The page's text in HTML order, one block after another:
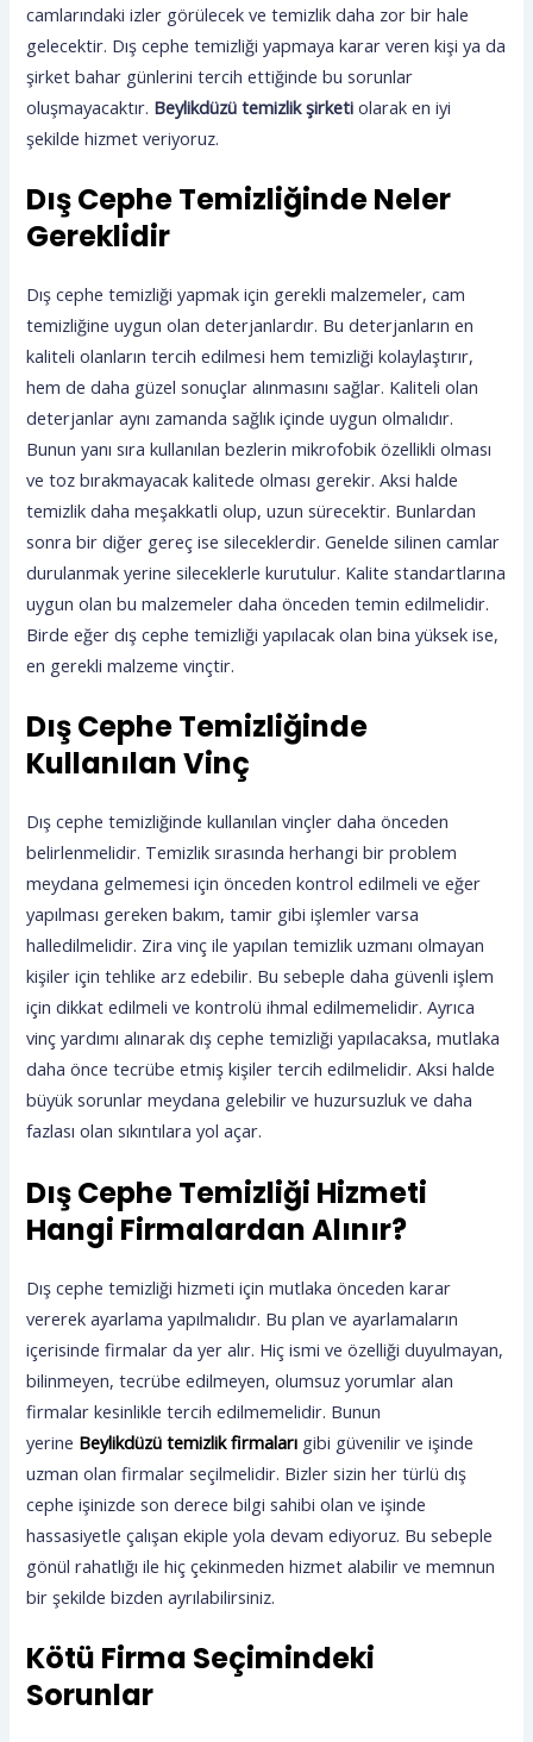
camlarındaki izler görülecek ve temizlik daha zor bir hale
gelecektir. Dış cephe temizliği yapmaya karar veren kişi ya da
şirket bahar günlerini tercih ettiğinde bu sorunlar
oluşmayacaktır. Beylikdüzü temizlik şirketi olarak en iyi
şekilde hizmet veriyoruz.
Dış Cephe Temizliğinde Neler
Gereklidir
Dış cephe temizliği yapmak için gerekli malzemeler, cam
temizliğine uygun olan deterjanlardır. Bu deterjanların en
kaliteli olanların tercih edilmesi hem temizliği kolaylaştırır,
hem de daha güzel sonuçlar alınmasını sağlar. Kaliteli olan
deterjanlar aynı zamanda sağlık içinde uygun olmalıdır.
Bunun yanı sıra kullanılan bezlerin mikrofobik özellikli olması
ve toz bırakmayacak kalitede olması gerekir. Aksi halde
temizlik daha meşakkatli olup, uzun sürecektir. Bunlardan
sonra bir diğer gereç ise sileceklerdir. Genelde silinen camlar
durulanmak yerine sileceklerle kurutulur. Kalite standartlarına
uygun olan bu malzemeler daha önceden temin edilmelidir.
Birde eğer dış cephe temizliği yapılacak olan bina yüksek ise,
en gerekli malzeme vinçtir.
Dış Cephe Temizliğinde
Kullanılan Vinç
Dış cephe temizliğinde kullanılan vinçler daha önceden
belirlenmelidir. Temizlik sırasında herhangi bir problem
meydana gelmemesi için önceden kontrol edilmeli ve eğer
yapılması gereken bakım, tamir gibi işlemler varsa
halledilmelidir. Zira vinç ile yapılan temizlik uzmanı olmayan
kişiler için tehlike arz edebilir. Bu sebeple daha güvenli işlem
için dikkat edilmeli ve kontrolü ihmal edilmemelidir. Ayrıca
vinç yardımı alınarak dış cephe temizliği yapılacaksa, mutlaka
daha önce tecrübe etmiş kişiler tercih edilmelidir. Aksi halde
büyük sorunlar meydana gelebilir ve huzursuzluk ve daha
fazlası olan sıkıntılara yol açar.
Dış Cephe Temizliği Hizmeti
Hangi Firmalardan Alınır?
Dış cephe temizliği hizmeti için mutlaka önceden karar
vererek ayarlama yapılmalıdır. Bu plan ve ayarlamaların
içerisinde firmalar da yer alır. Hiç ismi ve özelliği duyulmayan,
bilinmeyen, tecrübe edilmeyen, olumsuz yorumlar alan
firmalar kesinlikle tercih edilmemelidir. Bunun
yerine Beylikdüzü temizlik firmaları gibi güvenilir ve işinde
uzman olan firmalar seçilmelidir. Bizler sizin her türlü dış
cephe işinizde son derece bilgi sahibi olan ve işinde
hassasiyetle çalışan ekiple yola devam ediyoruz. Bu sebeple
gönül rahatlığı ile hiç çekinmeden hizmet alabilir ve memnun
bir şekilde bizden ayrılabilirsiniz.
Kötü Firma Seçimindeki
Sorunlar